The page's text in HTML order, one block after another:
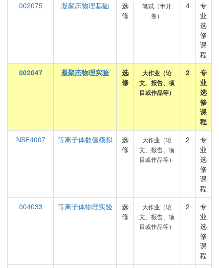
002075
凝聚态物理基础
选
修
笔试（半开
卷）
4
专
业
选
修
课
程
002047
凝聚态物理实验
选
修
大作业（论
文、报告、项
目或作品等）
2
专
业
选
修
课
程
NSE4007
等离子体数值模拟
选
修
大作业（论
文、报告、项
目或作品等）
2
专
业
选
修
课
程
004033
等离子体物理实验
选
修
大作业（论
文、报告、项
目或作品等）
2
专
业
选
修
课
程